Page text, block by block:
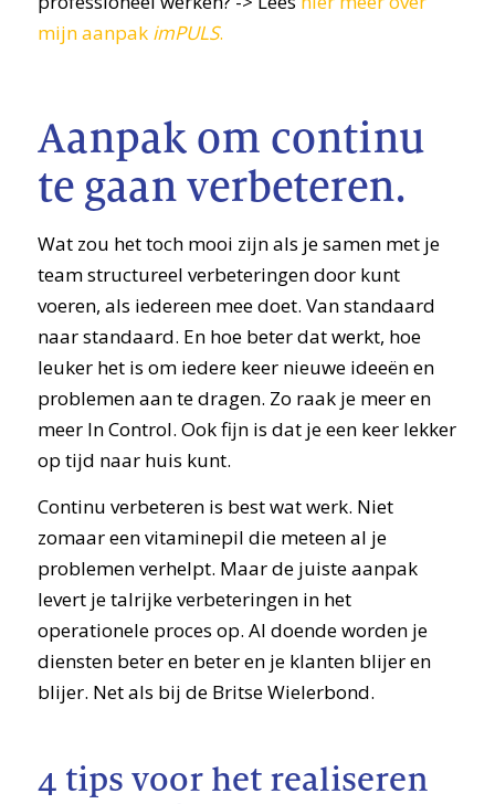
mijn aanpak imPULS.
Aanpak om continu
te gaan verbeteren.
Wat zou het toch mooi zijn als je samen met je
team structureel verbeteringen door kunt
voeren, als iedereen mee doet. Van standaard
naar standaard. En hoe beter dat werkt, hoe
leuker het is om iedere keer nieuwe ideeën en
problemen aan te dragen. Zo raak je meer en
meer In Control. Ook fijn is dat je een keer lekker
op tijd naar huis kunt.
Continu verbeteren is best wat werk. Niet
zomaar een vitaminepil die meteen al je
problemen verhelpt. Maar de juiste aanpak
levert je talrijke verbeteringen in het
operationele proces op. Al doende worden je
diensten beter en beter en je klanten blijer en
blijer. Net als bij de Britse Wielerbond.
4 tips voor het realiseren